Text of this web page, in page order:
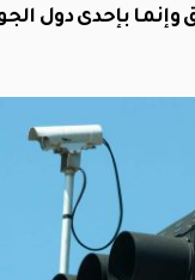
وإنما بإحدى دول